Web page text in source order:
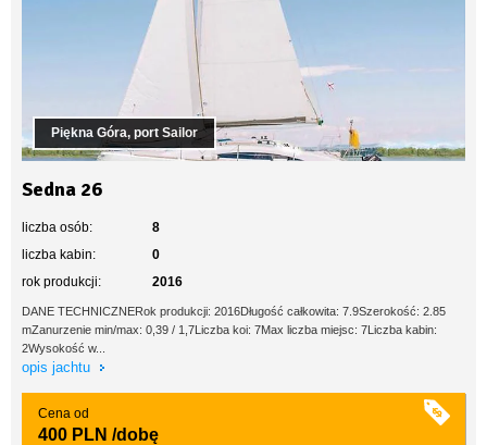
Piękna Góra, port Sailor
Sedna 26
liczba osób:
8
liczba kabin:
0
rok produkcji:
2016
DANE TECHNICZNERok produkcji: 2016Długość całkowita: 7.9Szerokość: 2.85
mZanurzenie min/max: 0,39 / 1,7Liczba koi: 7Max liczba miejsc: 7Liczba kabin:
2Wysokość w...
opis jachtu
Cena od
400 PLN /dobę